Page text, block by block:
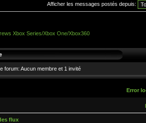
Afficher les messages postés depuis:
Xbox Series/Xbox One/Xbox360
forum: Aucun membre et 1 invité
Error
flux